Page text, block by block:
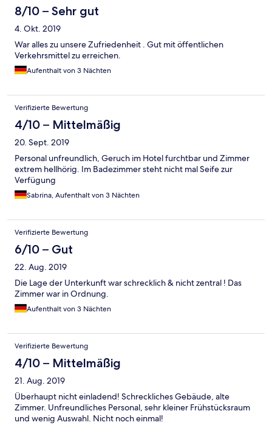
8/10 – Sehr gut
4. Okt. 2019
War alles zu unsere Zufriedenheit . Gut mit öffentlichen
Verkehrsmittel zu erreichen.
Aufenthalt von 3 Nächten
Verifizierte Bewertung
4/10 – Mittelmäßig
20. Sept. 2019
Personal unfreundlich, Geruch im Hotel furchtbar und Zimmer
extrem hellhörig. Im Badezimmer steht nicht mal Seife zur
Verfügung
Sabrina, Aufenthalt von 3 Nächten
Verifizierte Bewertung
6/10 – Gut
22. Aug. 2019
Die Lage der Unterkunft war schrecklich & nicht zentral ! Das
Zimmer war in Ordnung.
Aufenthalt von 3 Nächten
Verifizierte Bewertung
4/10 – Mittelmäßig
21. Aug. 2019
Überhaupt nicht einladend! Schreckliches Gebäude, alte
Zimmer. Unfreundliches Personal, sehr kleiner Frühstücksraum
und wenig Auswahl. Nicht noch einmal!